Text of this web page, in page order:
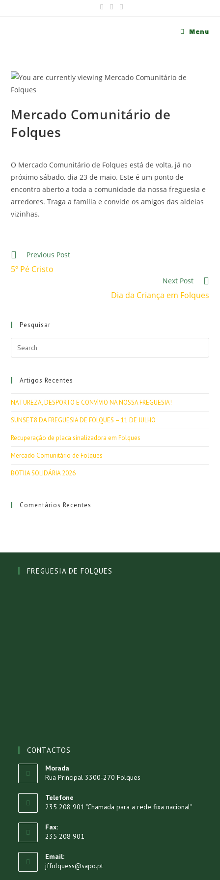
Menu
Mercado Comunitário de
Folques
O Mercado Comunitário de Folques está de volta, já no
próximo sábado, dia 23 de maio. Este é um ponto de
encontro aberto a toda a comunidade da nossa freguesia e
arredores. Traga a família e convide os amigos das aldeias
vizinhas.
Previous Post
5º Pé Cristo
Next Post
Dia da Criança em Folques
Pesquisar
Artigos Recentes
NATUREZA, DESPORTO E CONVÍVIO NA NOSSA FREGUESIA!
SUNSET8 DA FREGUESIA DE FOLQUES – 11 DE JULHO
Recuperação de placa sinalizadora em Folques
Mercado Comunitário de Folques
BOTIJA SOLIDÁRIA 2026
Comentários Recentes
FREGUESIA DE FOLQUES
CONTACTOS
Morada
Rua Principal 3300-270 Folques
Telefone
235 208 901 "Chamada para a rede fixa nacional"
Fax:
235 208 901
Email:
jffolquess@sapo.pt